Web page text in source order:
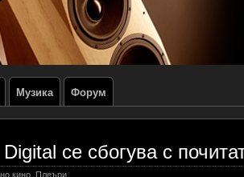
Музика Форум
се сбогува с
кино Плеъри